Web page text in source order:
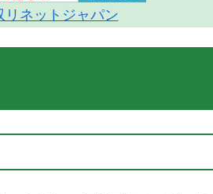
リネットジャパン